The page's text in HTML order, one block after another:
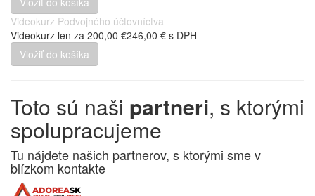
Videokurz Podvojného účtovníctva
Videokurz len za 200,00 €246,00 € s DPH
Toto sú naši partneri, s ktorými
spolupracujeme
Tu nájdete našich partnerov, s ktorými sme v
blízkom kontakte